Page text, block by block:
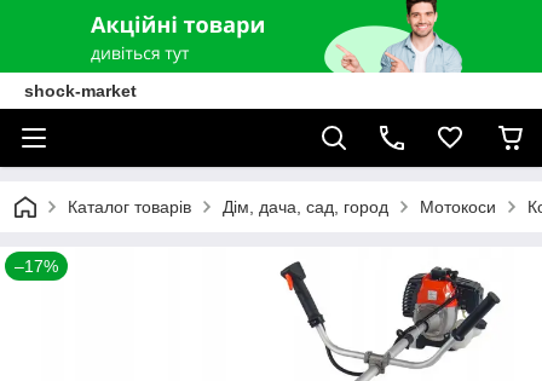
shock-market
Каталог товарів Дім, дача, сад, город Мотокоси
–17%